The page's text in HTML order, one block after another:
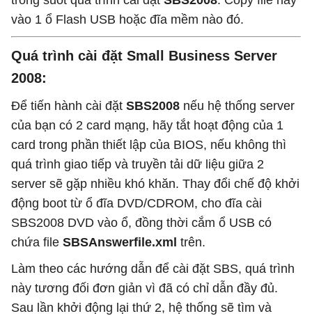
vào 1 ổ Flash USB hoặc đĩa mềm nào đó.
Quá trình cài đặt Small Business Server
2008:
Để tiến hành cài đặt SBS2008 nếu hệ thống server
của bạn có 2 card mạng, hãy tắt hoạt động của 1
card trong phần thiết lập của BIOS, nếu không thì
quá trình giao tiếp và truyền tải dữ liệu giữa 2
server sẽ gặp nhiều khó khăn. Thay đổi chế độ khởi
động boot từ ổ đĩa DVD/CDROM, cho đĩa cài
SBS2008 DVD vào ổ, đồng thời cắm ổ USB có
chứa file SBSAnswerfile.xml trên.
Làm theo các hướng dẫn để cài đặt SBS, quá trình
này tương đối đơn giản vì đã có chỉ dẫn đầy đủ.
Sau lần khởi động lại thứ 2, hệ thống sẽ tìm và